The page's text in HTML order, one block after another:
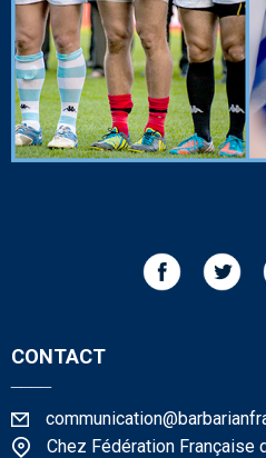
CONTACT
Chez Fédération Française